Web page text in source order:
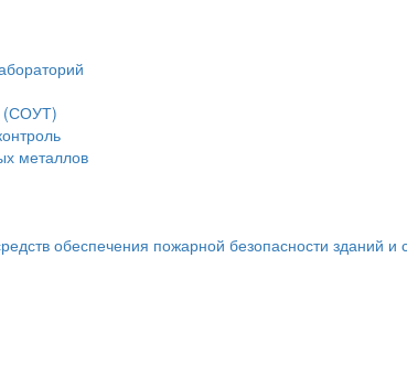
(СОУТ)
металлов
обеспечения пожарной безопасности зданий